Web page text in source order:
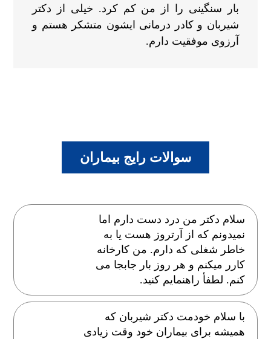
بار سنگینی را از من کم کرد. خیلی از دکتر
شیربان و کادر درمانی ایشون متشکر هستم و
آرزوی موفقیت دارم.
سوالات رایج بیماران
سلام دکتر من درد دست دارم اما
نمیدونم که از آرتروز هست یا به
خاطر شغلی که دارم. من کارخانه
کارر میکنم و هر روز بار جابجا می
کنم. لطفأ راهنمایم کنید.
با سلام خودمت دکتر شیربان که
همیشه برای بیماران خود وقت زیادی